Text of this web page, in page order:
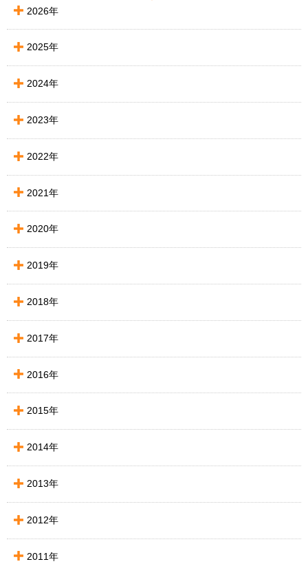
2026年
2025年
2024年
2023年
2022年
2021年
2020年
2019年
2018年
2017年
2016年
2015年
2014年
2013年
2012年
2011年